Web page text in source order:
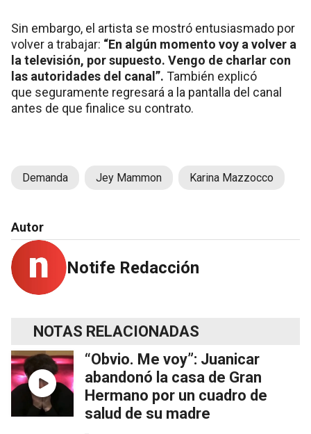
Sin embargo, el artista se mostró entusiasmado por
volver a trabajar: “En algún momento voy a volver a
la televisión, por supuesto. Vengo de charlar con
las autoridades del canal”. También explicó
que seguramente regresará a la pantalla del canal
antes de que finalice su contrato.
Demanda Jey Mammon Karina Mazzocco
Autor
Notife Redacción
NOTAS RELACIONADAS
“Obvio. Me voy”: Juanicar
abandonó la casa de Gran
Hermano por un cuadro de
salud de su madre